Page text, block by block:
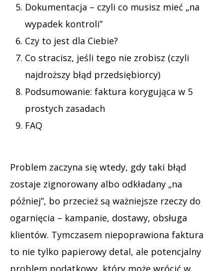
Dokumentacja – czyli co musisz mieć „na
wypadek kontroli”
Czy to jest dla Ciebie?
Co stracisz, jeśli tego nie zrobisz (czyli
najdroższy błąd przedsiębiorcy)
Podsumowanie: faktura korygująca w 5
prostych zasadach
FAQ
Problem zaczyna się wtedy, gdy taki błąd
zostaje zignorowany albo odkładany „na
później”, bo przecież są ważniejsze rzeczy do
ogarnięcia – kampanie, dostawy, obsługa
klientów. Tymczasem niepoprawiona faktura
to nie tylko papierowy detal, ale potencjalny
problem podatkowy, który może wrócić w